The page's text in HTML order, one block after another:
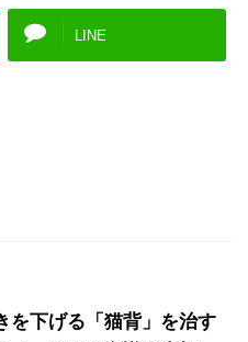
LINE
を下げる「猫背」を治す